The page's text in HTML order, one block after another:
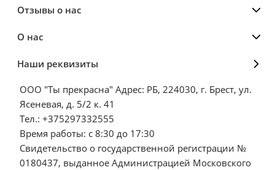
Отзывы о нас
О нас
Наши реквизиты
ООО "Ты прекрасна" Адрес: РБ, 224030, г. Брест, ул.
Ясеневая, д. 5/2 к. 41
Тел.: +375297332555
Время работы: с 8:30 до 17:30
Свидетельство о государственной регистрации №
0180437, выданное Администрацией Московского